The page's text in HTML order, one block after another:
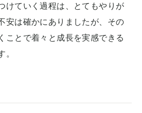
けていく過程は、とてもやりが
安は確かにありましたが、その
ことで着々と成長を実感できる
。